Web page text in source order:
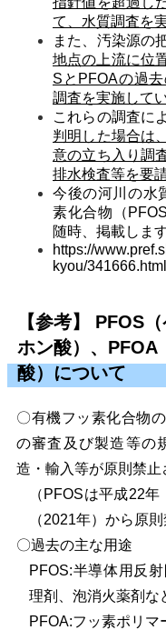
て、水質調査を
また、汚染源の
地点の上流に位
SとPFOAの過
調査を実施して
これらの調査に
判明した場合は
意の立ち入り調
排水検査等を要
今後の河川の水
素化合物（
随時、掲載します
https://
kyou/341666.html
【参考】 PFOS
ホン酸）、PFOA
酸）について
〇有機フッ素化合物
の審査及び製造等の
造・輸入等が原則禁止
（PFOSは平成22
（2021年）から原則
〇過去の主な用途
PFOS:半導体用反
理剤、泡消火薬剤な
PFOA:フッ素ポリ